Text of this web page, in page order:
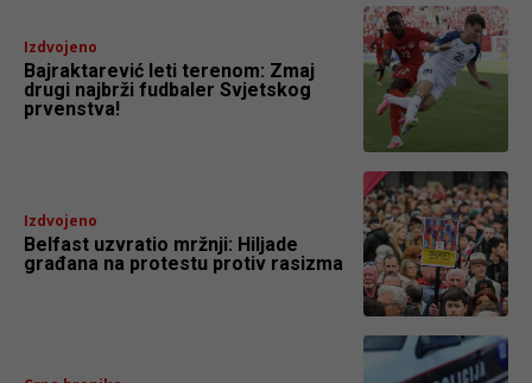
Izdvojeno
Bajraktarević leti terenom: Zmaj
drugi najbrži fudbaler Svjetskog
prvenstva!
Izdvojeno
Belfast uzvratio mržnji: Hiljade
građana na protestu protiv rasizma